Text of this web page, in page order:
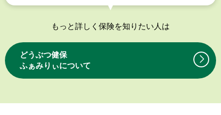
もっと詳しく保険を知りたい人は
どうぶつ健保
ふぁみりぃについて